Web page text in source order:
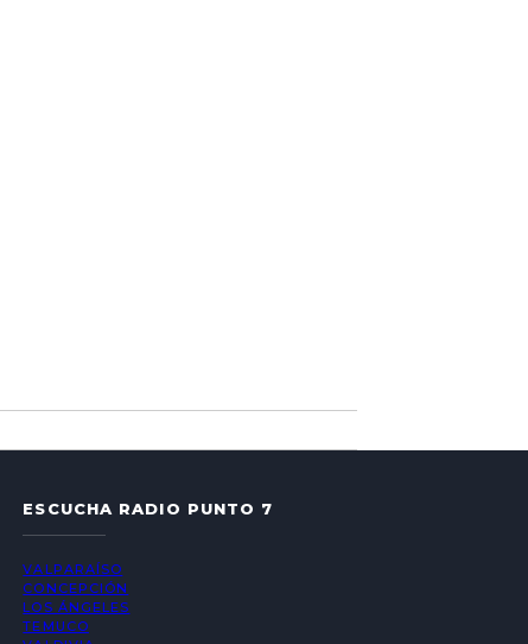
ESCUCHA RADIO PUNTO 7
VALPARAÍSO
CONCEPCIÓN
LOS ÁNGELES
TEMUCO